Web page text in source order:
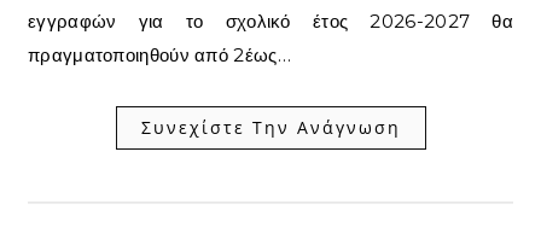
εγγραφών για το σχολικό έτος 2026-2027 θα
πραγματοποιηθούν από 2έως…
Συνεχίστε Την Ανάγνωση